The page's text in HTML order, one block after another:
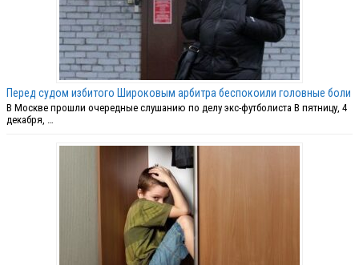
Перед судом избитого Широковым арбитра беспокоили головные боли
В Москве прошли очередные слушанию по делу экс-футболиста В пятницу, 4
декабря, …